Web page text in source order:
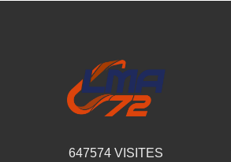
647574 VISITES